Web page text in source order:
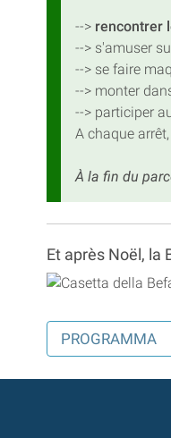
--> rencontrer
--> s'amuser
--> se faire
--> monter
--> participer
A chaque
À la fin du
Et après Noël, la
PROGRAMMA